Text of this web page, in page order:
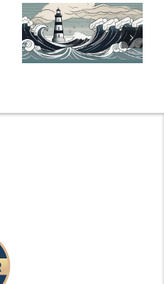
Die Evolution
der
Bauzinsen: Ein
Blick in die